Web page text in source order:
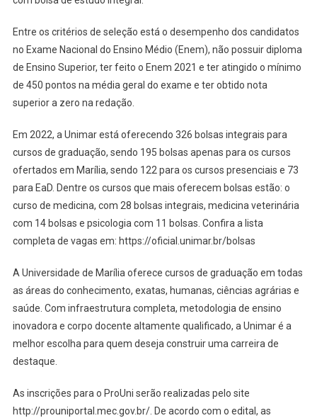
Entre os critérios de seleção está o desempenho dos candidatos
no Exame Nacional do Ensino Médio (Enem), não possuir diploma
de Ensino Superior, ter feito o Enem 2021 e ter atingido o mínimo
de 450 pontos na média geral do exame e ter obtido nota
superior a zero na redação.
Em 2022, a Unimar está oferecendo 326 bolsas integrais para
cursos de graduação, sendo 195 bolsas apenas para os cursos
ofertados em Marília, sendo 122 para os cursos presenciais e 73
para EaD. Dentre os cursos que mais oferecem bolsas estão: o
curso de medicina, com 28 bolsas integrais, medicina veterinária
com 14 bolsas e psicologia com 11 bolsas. Confira a lista
completa de vagas em: https://oficial.unimar.br/bolsas
A Universidade de Marília oferece cursos de graduação em todas
as áreas do conhecimento, exatas, humanas, ciências agrárias e
saúde. Com infraestrutura completa, metodologia de ensino
inovadora e corpo docente altamente qualificado, a Unimar é a
melhor escolha para quem deseja construir uma carreira de
destaque.
As inscrições para o ProUni serão realizadas pelo site
http://prouniportal.mec.gov.br/. De acordo com o edital, as